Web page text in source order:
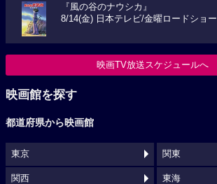
『風の谷のナウシカ』
8/14(金) 日本テレビ/金曜ロードショ
映画TV放送スケジュールへ
映画館を探す
都道府県から映画館
東京 関東
関西 東海